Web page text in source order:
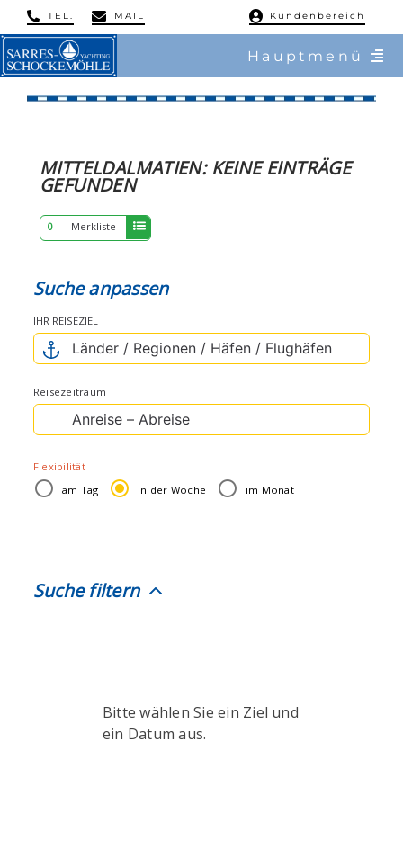
Skip
to
content
TEL. MAIL Kundenbereich
Hauptmenü
/ Charter
/ Service & Training
Suche
nach:
MITTELDALMATIEN: KEINEEINTRÄGE
GEFUNDEN
0 Merkliste
Suche anpassen
IHR REISEZIEL
Reisezeitraum
Flexibilität
am Tag
in der Woche im Monat
Suche filtern
Bitte wählen Sie ein Ziel und
ein Datum aus.